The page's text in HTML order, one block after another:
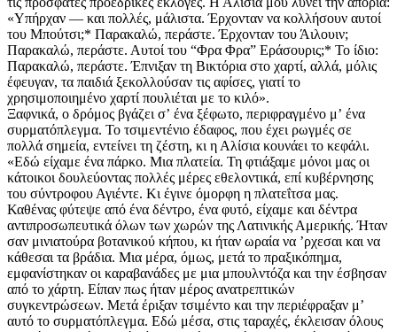
«Υπήρχαν — και πολλές, μάλιστα. Έρχονταν να κολλήσουν αυτοί
του Μπούτσι;* Παρακαλώ, περάστε. Έρχονταν του Άιλουιν;
Παρακαλώ, περάστε. Αυτοί του “Φρα Φρα” Εράσουρις;* Το ίδιο:
Παρακαλώ, περάστε. Έπνιξαν τη Βικτόρια στο χαρτί, αλλά, μόλις
έφευγαν, τα παιδιά ξεκολλούσαν τις αφίσες, γιατί το
χρησιμοποιημένο χαρτί πουλιέται με το κιλό».
Ξαφνικά, ο δρόμος βγάζει σʼ ένα ξέφωτο, περιφραγμένο μʼ ένα
συρματόπλεγμα. Το τσιμεντένιο έδαφος, που έχει ρωγμές σε
πολλά σημεία, εντείνει τη ζέστη, κι η Αλίσια κουνάει το κεφάλι.
«Εδώ είχαμε ένα πάρκο. Μια πλατεία. Τη φτιάξαμε μόνοι μας οι
κάτοικοι δουλεύοντας πολλές μέρες εθελοντικά, επί κυβέρνησης
του σύντροφου Αγιέντε. Κι έγινε όμορφη η πλατεΐτσα μας.
Καθένας φύτεψε από ένα δέντρο, ένα φυτό, είχαμε και δέντρα
αντιπροσωπευτικά όλων των χωρών της Λατινικής Αμερικής. Ήταν
σαν μινιατούρα βοτανικού κήπου, κι ήταν ωραία να ʼρχεσαι και να
κάθεσαι τα βράδια. Μια μέρα, όμως, μετά το πραξικόπημα,
εμφανίστηκαν οι καραβανάδες με μια μπουλντόζα και την έσβησαν
από το χάρτη. Είπαν πως ήταν μέρος ανατρεπτικών
συγκεντρώσεων. Μετά έριξαν τσιμέντο και την περιέφραξαν μʼ
αυτό το συρματόπλεγμα. Εδώ μέσα, στις ταραχές, έκλεισαν όλους